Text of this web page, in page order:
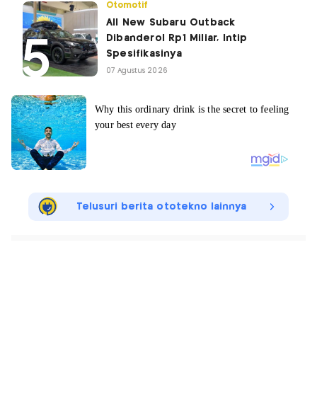
Otomotif
All New Subaru Outback
Dibanderol Rp1 Miliar, Intip
Spesifikasinya
07 Agustus 2026
Telusuri berita ototekno lainnya